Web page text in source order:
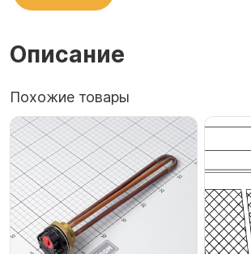
Описание
Похожие товары